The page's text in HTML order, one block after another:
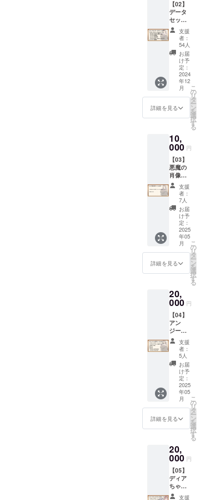
ジーさ
ん」
キービ
ジュア
ル（高
画質
デー
タ） ク
ラウド
ファン
ディン
グの説
明画
像・動
「アン
ジーさ
キービ
ジュア
ルイラ
ストの
高画質
データ
になり
ます。
（イラ
スト担
当：
ヤッペ
ン様）
■「アン
ジュア
ル（プ
ラン名
入りお
礼メッ
セージ
付き）
上記と
同じイ
ラスト
（通常
画質）
に、プ
ラン名
とお礼
セージ
を記載
です。
■「アン
ジーさ
ん」ロ
ゴ早期
配布
「アン
【02】
データ
セット
プラ
ン・ス
タン
ダード
【デー
タセッ
ト・ス
タン
ダー
ド】 以
下の
データ
ターン
として
お送り
いたし
ます。
■「アン
ジーさ
ん」
キービ
ジュア
ル（高
画質
デー
タ） ク
ラウド
ファン
ディン
画等に
使用し
「アン
ジーさ
ん」の
キービ
ジュア
ルイラ
ストの
高画質
データ
になり
ます。
（イラ
スト担
当：
ジーさ
ん」
キービ
ジュア
ル（プ
ラン名
入りお
支援
者：
54人
お届
け予
定：
2024
年12
月
詳細を見る
こ
の
リ
タ
ー
ン
を
選
択
す
る
10,
000 円
【03】
悪魔の
肖像プ
ラン
■【デー
タセッ
ト・ス
タン
ダー
ド】
「【02
】デー
タセッ
トプラ
ン・ス
ド」と
同一内
容の
データ
特典で
す。 ※
データ
形式の
リター
ンは、
メール
にてダ
ウン
ロード
先をお
伝えい
たしま
（B2）
「アン
ん」の
イラス
トが描
かれた
支援
者：
7人
お届
け予
定：
2025
年05
月
詳細を見る
こ
の
リ
タ
ー
ン
を
選
択
す
る
20,
000 円
【04】
アン
ジーさ
ん応援
プラン
（20,00
0円）
■【デー
タセッ
ト・ス
タン
ダー
ド】
「【02
】デー
ン・ス
タン
ダー
ド」と
同一内
容の
データ
支援
者：
5人
お届
け予
定：
2025
年05
月
詳細を見る
こ
の
リ
タ
ー
ン
を
選
択
す
る
20,
000 円
【05】
ディア
ちゃん
＆アル
支援